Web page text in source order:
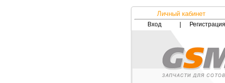
Личный кабинет
Вход Регистрация